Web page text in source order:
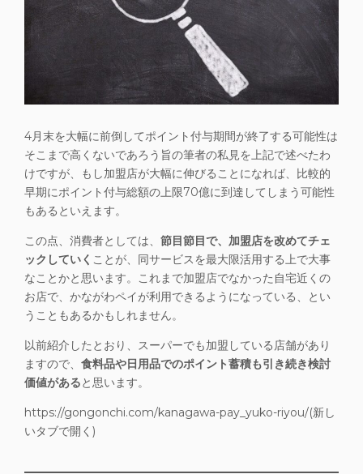
4月末を大幅に前倒してポイント付与期間が終了する可能性は
そこまで高くないであろう旨の筆者の私見を上記で述べたわ
けですが、もし加盟店が大幅に伸びることになれば、比較的
早期にポイント付与総額の上限70億に到達してしまう可能性
もあるといえます。
この点、消費者としては、 節目節目で、加盟店を改めてチェ
ックしていく ことが、同サービスを最大限活用する上で大事
なことかと思います。これまで加盟店でなかった自宅近くの
お店で、かながわペイが利用できるようになっている、とい
うこともあるかもしれません。
以前紹介したとおり、スーパーでも加盟している店舗があり
ますので、 食料品や日用品でのポイント蓄積も引き続き検討
価値があると思います。
https://gongonchi.com/kanagawa-pay_yuko-riyou/(新し
いタブで開く)